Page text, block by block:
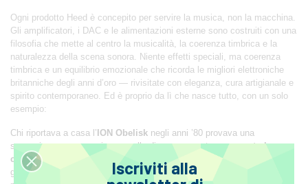
Ogni prodotto Heed è concepito per servire la musica, non la macchina.
Gli amplificatori, i DAC e le alimentazioni esterne sono costruiti con una
filosofia che mette al centro la musicalità, la coerenza timbrica e la
naturalezza della scena sonora. Niente effetti speciali, ma coerenza
timbrica e un equilibrio emozionale che ricorda le migliori elettroniche
britanniche degli anni d’oro — rivisitate con eleganza, cura artigianale e
spirito contemporaneo. Ed è proprio da lì che nasce tutto, con un solo
esempio:
Chi riportava a casa l’ ION Obelisk negli anni ’80 provava una
sensazione rara e preziosa: quella di aver scopertoun segreto ben
custodito
del mondo hi-fi. Non era un amplificatore appariscente, né
gridava al miracolo con dati di targa altisonanti. Ma al primo ascolto,
Iscriviti alla